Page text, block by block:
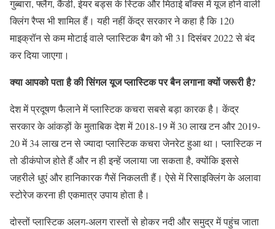
गुब्बारा, फ्लैग, कैंडी, ईयर बड्स के स्टिक और मिठाई बॉक्स में यूज होने वाली
क्लिंग रैप्स भी शामिल हैं। यही नहीं केंद्र सरकार ने कहा है कि 120
माइक्रॉन से कम मोटाई वाले प्लास्टिक बैग को भी 31 दिसंबर 2022 से बंद
कर दिया जाएगा।
क्या आपको पता है की सिंगल यूज प्लास्टिक पर बैन लगाना क्यों जरूरी है?
देश में प्रदूषण फैलाने में प्लास्टिक कचरा सबसे बड़ा कारक है। केंद्र
सरकार के आंकड़ों के मुताबिक देश में 2018-19 में 30 लाख टन और 2019-
20 में 34 लाख टन से ज्यादा प्लास्टिक कचरा जेनरेट हुआ था। प्लास्टिक न
तो डीकंपोज होते हैं और न ही इन्हें जलाया जा सकता है, क्योंकि इससे
जहरीले धुएं और हानिकारक गैसें निकलती हैं। ऐसे में रिसाइक्लिंग के अलावा
स्टोरेज करना ही एकमात्र उपाय होता है।
दोस्तों प्लास्टिक अलग-अलग रास्तों से होकर नदी और समुद्र में पहुंच जाता